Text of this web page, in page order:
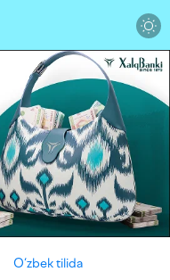
O‘zbek tilida